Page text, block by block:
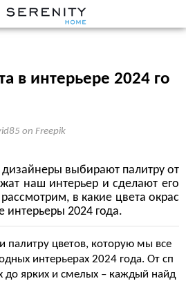
в интерьере 2024 го
on Freepik
выбирают палитру от
наш интерьер и сделают его
в какие цвета окрас
интерьеры 2024 года.
палитру цветов, которую мы все
интерьерах 2024 года. От сп
до ярких и смелых – каждый найд